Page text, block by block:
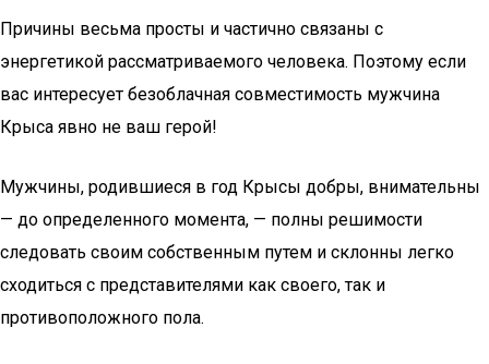
Причины весьма просты и частично связаны с
энергетикой рассматриваемого человека. Поэтому если
вас интересует безоблачная совместимость мужчина
Крыса явно не ваш герой!
Мужчины, родившиеся в год Крысы добры, внимательны
— до определенного момента, — полны решимости
следовать своим собственным путем и склонны легко
сходиться с представителями как своего, так и
противоположного пола.